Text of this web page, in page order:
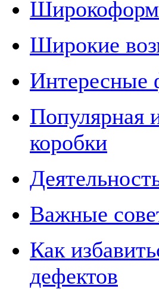
Широкие
Интересные
Популярная
коробки
Важные
Как
дефектов